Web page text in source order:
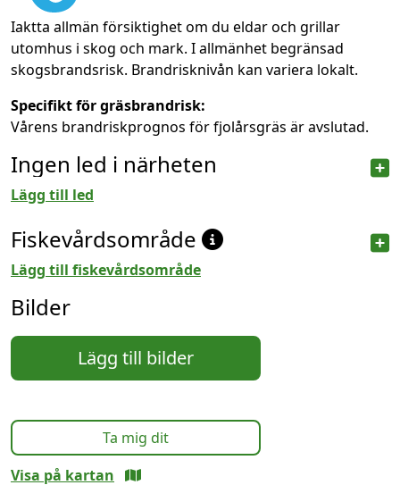
Iaktta allmän försiktighet om du eldar och grillar
utomhus i skog och mark. I allmänhet begränsad
skogsbrandsrisk. Brandrisknivån kan variera lokalt.
Specifikt för gräsbrandrisk:
Vårens brandriskprognos för fjolårsgräs är avslutad.
Ingen led i närheten
Lägg till led
Fiskevårdsområde
Lägg till fiskevårdsområde
Bilder
Lägg till bilder
Ta mig dit
Visa på kartan